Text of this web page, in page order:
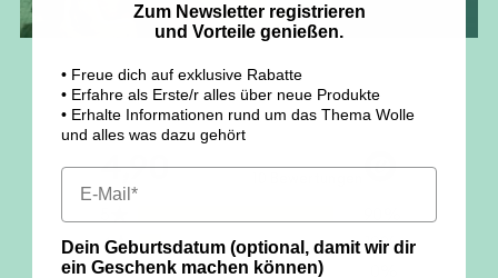
Zum Newsletter registrieren
und Vorteile genießen.
• Freue dich auf exklusive Rabatte
• Erfahre als Erste/r alles über neue Produkte
• Erhalte Informationen rund um das Thema Wolle
und alles was dazu gehört
Dein Geburtsdatum (optional, damit wir dir
ein Geschenk machen können)